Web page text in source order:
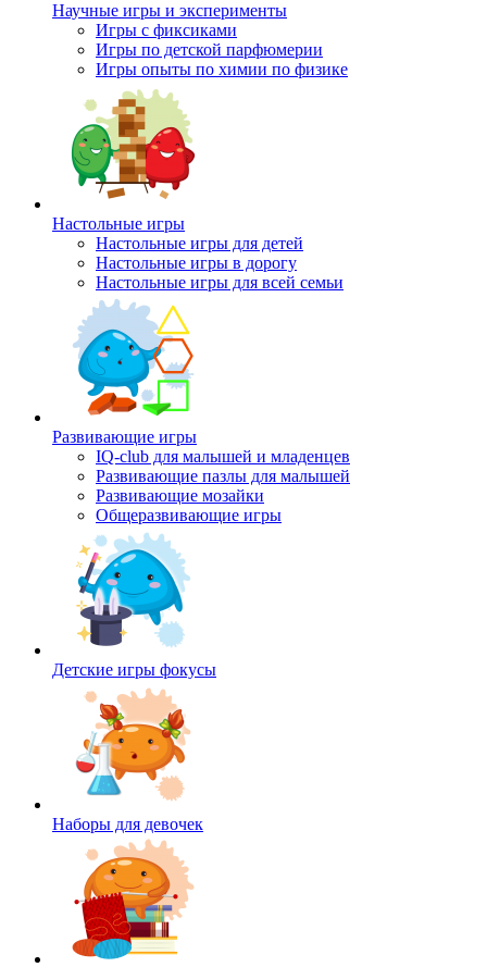
Научные игры и эксперименты
Игры с фиксиками
Игры по детской парфюмерии
Игры опыты по химии по физике
Настольные игры
Настольные игры для детей
Настольные игры в дорогу
Настольные игры для всей семьи
Развивающие игры
IQ-club для малышей и младенцев
Развивающие пазлы для малышей
Развивающие мозайки
Общеразвивающие игры
Детские игры фокусы
Наборы для девочек